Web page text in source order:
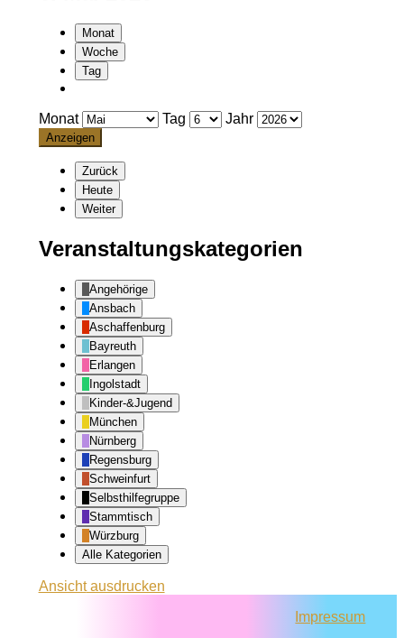
Monat
Woche
Tag
Monat Tag Jahr
Zurück
Heute
Weiter
Veranstaltungskategorien
Angehörige
Ansbach
Aschaffenburg
Bayreuth
Erlangen
Ingolstadt
Kinder-&Jugend
München
Nürnberg
Regensburg
Schweinfurt
Selbsthilfegruppe
Stammtisch
Würzburg
Alle Kategorien
Ansichtausdrucken
Impressum